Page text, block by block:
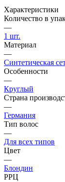
Характеристики
Количество в
—
1 шт.
Материал
—
Синтетическая
Особенности
—
Круглый
Страна
—
Германия
Тип волос
—
Для всех типов
Цвет
—
Блондин
РРЦ